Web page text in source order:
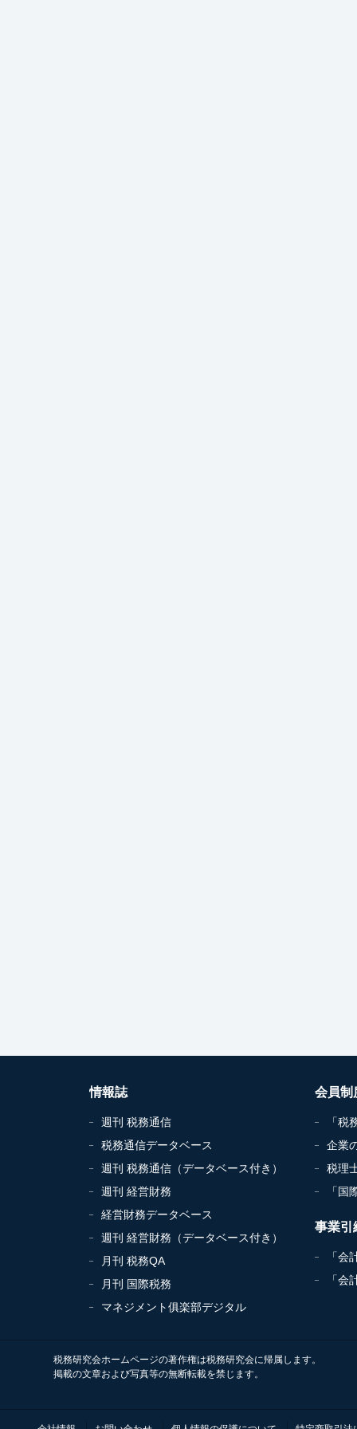
情報誌
週刊 税務通信
税務通信データベース
週刊 税務通信（データベース付き）
週刊 経営財務
経営財務データベース
週刊 経営財務（データベース付き）
月刊 税務QA
月刊 国際税務
マネジメント俱楽部デジタル
会員制
「税
企業
税理
「国
事業引
「会
「会
税務研究会ホームページの著作権は税務研究会に帰属します。
掲載の文章および写真等の無断転載を禁じます。